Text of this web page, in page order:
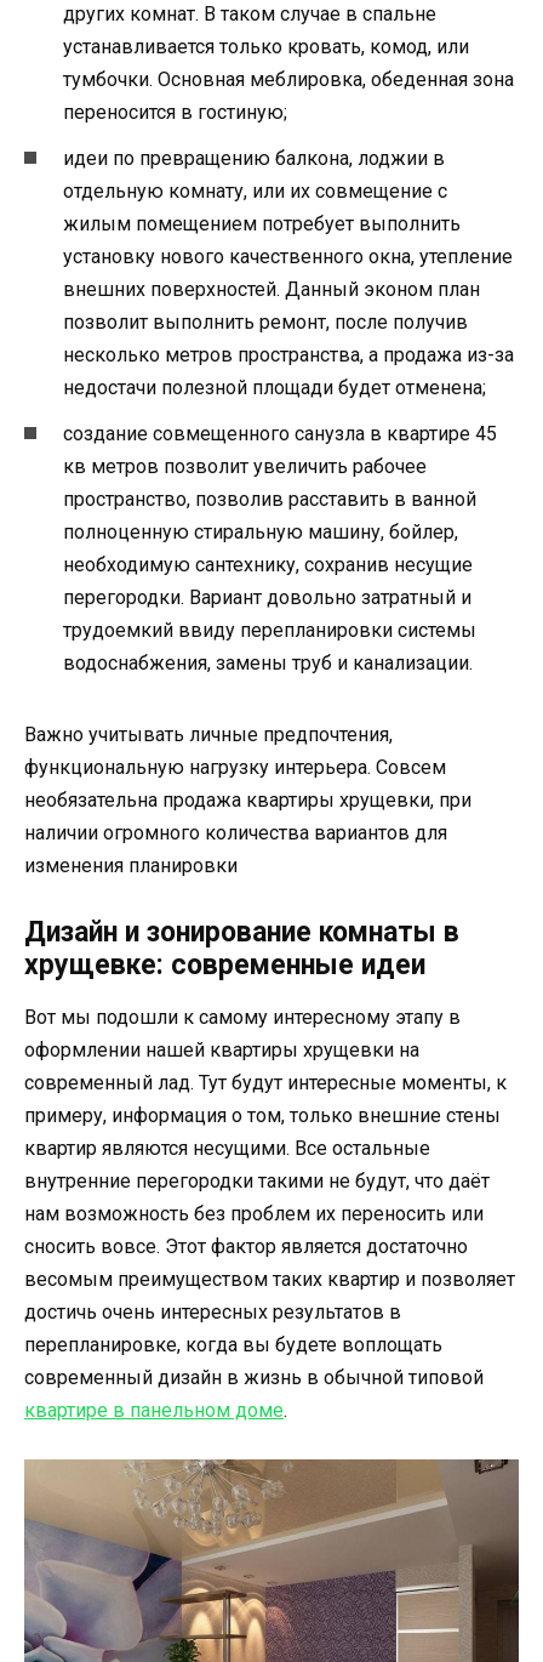
других комнат. В таком случае в спальне
устанавливается только кровать, комод, или
тумбочки. Основная меблировка, обеденная зона
переносится в гостиную;
идеи по превращению балкона, лоджии в
отдельную комнату, или их совмещение с
жилым помещением потребует выполнить
установку нового качественного окна, утепление
внешних поверхностей. Данный эконом план
позволит выполнить ремонт, после получив
несколько метров пространства, а продажа из-за
недостачи полезной площади будет отменена;
создание совмещенного санузла в квартире 45
кв метров позволит увеличить рабочее
пространство, позволив расставить в ванной
полноценную стиральную машину, бойлер,
необходимую сантехнику, сохранив несущие
перегородки. Вариант довольно затратный и
трудоемкий ввиду перепланировки системы
водоснабжения, замены труб и канализации.
Важно учитывать личные предпочтения,
функциональную нагрузку интерьера. Совсем
необязательна продажа квартиры хрущевки, при
наличии огромного количества вариантов для
изменения планировки
Дизайн и зонирование комнаты в
хрущевке: современные идеи
Вот мы подошли к самому интересному этапу в
оформлении нашей квартиры хрущевки на
современный лад. Тут будут интересные моменты, к
примеру, информация о том, только внешние стены
квартир являются несущими. Все остальные
внутренние перегородки такими не будут, что даёт
нам возможность без проблем их переносить или
сносить вовсе. Этот фактор является достаточно
весомым преимуществом таких квартир и позволяет
достичь очень интересных результатов в
перепланировке, когда вы будете воплощать
современный дизайн в жизнь в обычной типовой
квартире в панельном доме.